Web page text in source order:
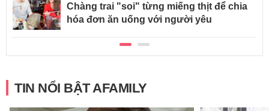
Chàng trai "soi" từng miếng thịt để chia
hóa đơn ăn uống với người yêu
TIN NỔI BẬT AFAMILY